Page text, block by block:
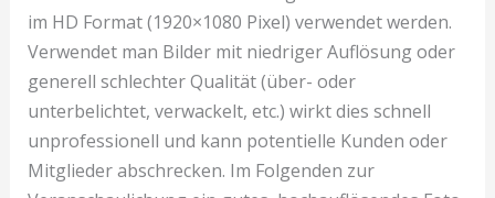
im HD Format (1920×1080 Pixel) verwendet werden.
Verwendet man Bilder mit niedriger Auflösung oder
generell schlechter Qualität (über- oder
unterbelichtet, verwackelt, etc.) wirkt dies schnell
unprofessionell und kann potentielle Kunden oder
Mitglieder abschrecken. Im Folgenden zur